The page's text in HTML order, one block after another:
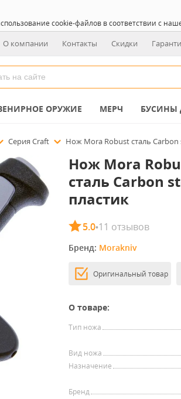
cookie-файлов в соответствии с
О компании Контакты Скидки
ОРУЖИЕ МЕРЧ БУСИНЫ
Серия Craft Нож Mora Robust сталь Carbon
Нож Mora
сталь Carbon
пластик
5.0•11 отзывов
Бренд: Morakniv
Оригинальный товар
О товаре:
Тип ножа
Вид ножа
Назначение
Бренд